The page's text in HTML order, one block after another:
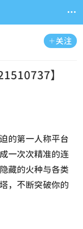

 关注
】
的第一人称平台
一次次精准的连
藏的火种与各类
，不断突破你的